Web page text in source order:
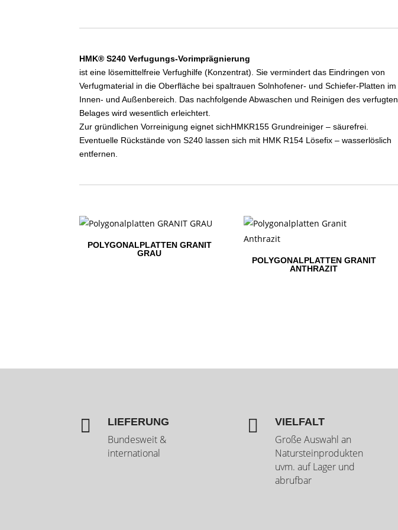
HMK® S240 Verfugungs-Vorimprägnierung
ist eine lösemittelfreie Verfughilfe (Konzentrat). Sie vermindert das Eindringen von
Verfugmaterial in die Oberfläche bei spaltrauen Solnhofener- und Schiefer-Platten im
Innen- und Außenbereich. Das nachfolgende Abwaschen und Reinigen des verfugten
Belages wird wesentlich erleichtert.
Zur gründlichen Vorreinigung eignet sichHMKR155 Grundreiniger – säurefrei.
Eventuelle Rückstände von S240 lassen sich mit HMK R154 Lösefix – wasserlöslich
entfernen.
POLYGONALPLATTEN GRANIT
GRAU
POLYGONALPLATTEN GRANIT
ANTHRAZIT
 LIEFERUNG
Bundesweit &
international
 VIELFALT
Große Auswahl an
Natursteinprodukten
uvm. auf Lager und
abrufbar